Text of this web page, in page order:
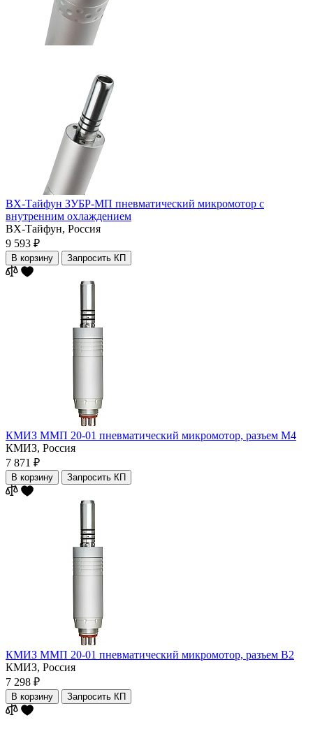
ВХ-Тайфун ЗУБР-МП пневматический микромотор с
внутренним охлаждением
ВХ-Тайфун, Россия
9 593 ₽
В корзину Запросить КП
КМИЗ ММП 20-01 пневматический микромотор, разъем M4
КМИЗ, Россия
7 871 ₽
В корзину Запросить КП
КМИЗ ММП 20-01 пневматический микромотор, разъем B2
КМИЗ, Россия
7 298 ₽
В корзину Запросить КП